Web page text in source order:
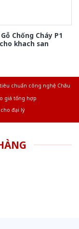
Chống Cháy P1
cho khach san
chuẩn công nghệ Châu
giá tổng hợp
đại lý